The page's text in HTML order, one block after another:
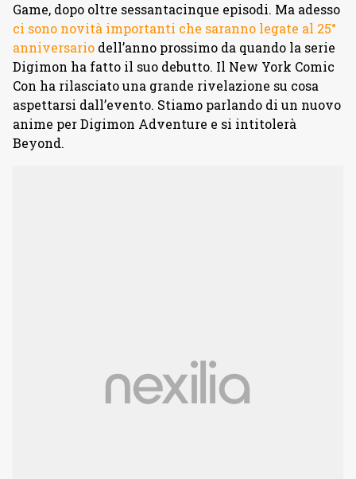
Game, dopo oltre sessantacinque episodi. Ma adesso
ci sono novità importanti che saranno legate al 25°
anniversario dell’anno prossimo da quando la serie
Digimon ha fatto il suo debutto. Il New York Comic
Con ha rilasciato una grande rivelazione su cosa
aspettarsi dall’evento. Stiamo parlando di un nuovo
anime per Digimon Adventure e si intitolerà
Beyond.